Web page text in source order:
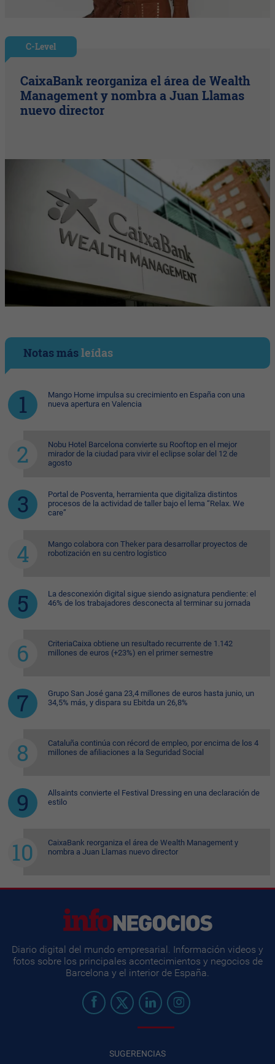
C-Level
CaixaBank reorganiza el área de Wealth
Management y nombra a Juan Llamas
nuevo director
Notas másleídas
Mango Home impulsa su crecimiento en España con una
nueva apertura en Valencia
Nobu Hotel Barcelona convierte su Rooftop en el mejor
mirador de la ciudad para vivir el eclipse solar del 12 de
agosto
Portal de Posventa, herramienta que digitaliza distintos
procesos de la actividad de taller bajo el lema “Relax. We
care”
Mango colabora con Theker para desarrollar proyectos de
robotización en su centro logístico
La desconexión digital sigue siendo asignatura pendiente: el
46% de los trabajadores desconecta al terminar su jornada
CriteriaCaixa obtiene un resultado recurrente de 1.142
millones de euros (+23%) en el primer semestre
Grupo San José gana 23,4 millones de euros hasta junio, un
34,5% más, y dispara su Ebitda un 26,8%
Cataluña continúa con récord de empleo, por encima de los 4
millones de afiliaciones a la Seguridad Social
Allsaints convierte el Festival Dressing en una declaración de
estilo
CaixaBank reorganiza el área de Wealth Management y
nombra a Juan Llamas nuevo director
Diario digital del mundo empresarial. Información videos y
fotos sobre los principales acontecimientos y negocios de
Barcelona y el interior de España.
SUGERENCIAS